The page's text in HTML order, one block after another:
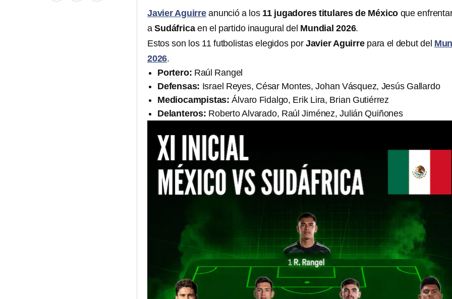
Javier Aguirre anunció a los 11 jugadores titulares de México que
aSudáfricaen el partido inaugural del Mundial 2026.
Estos son los 11 futbolistas elegidos porJavier Aguirrepara el debut del
2026.
Portero: Raúl Rangel
Defensas: Israel Reyes, César Montes, Johan Vásquez, Jesús Gallardo
Mediocampistas: Álvaro Fidalgo, Erik Lira, Brian Gutiérrez
Delanteros: Roberto Alvarado, Raúl Jiménez, Julián Quiñones